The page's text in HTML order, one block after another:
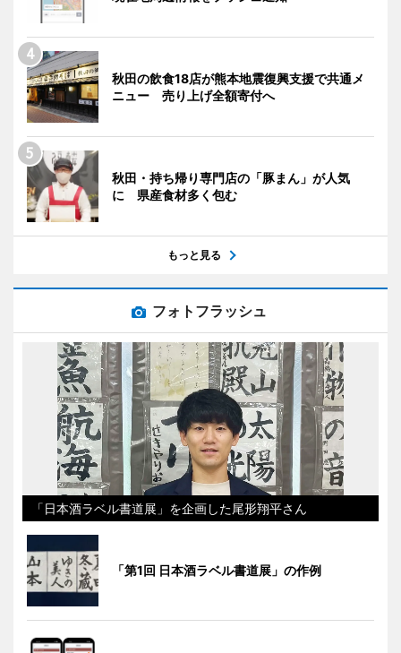
秋田の飲食18店が熊本地震復興支援で共通メ
ニュー 売り上げ全額寄付へ
秋田・持ち帰り専門店の「豚まん」が人気
に 県産食材多く包む
もっと見る
フォトフラッシュ
「日本酒ラベル書道展」を企画した尾形翔平さん
「第1回 日本酒ラベル書道展」の作例